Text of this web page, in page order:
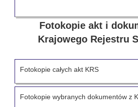
Fotokopie akt i
Krajowego Rejestru
Fotokopie całych akt KRS
Fotokopie wybranych dokumentów z